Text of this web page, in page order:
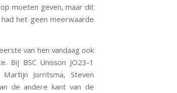
moeten geven, maar dit
het geen meerwaarde
van hen vandaag ook
Bij BSC Unisson JO23-1
Jorritsma, Steven
de andere kant van de